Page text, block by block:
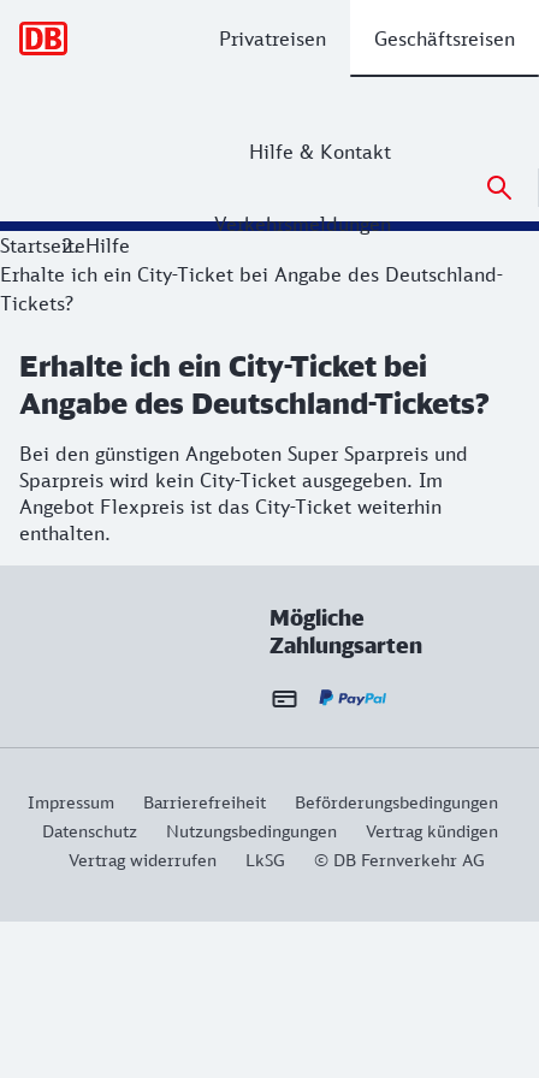
Privatreisen Geschäftsreisen
Hilfe & Kontakt
Verkehrsmeldungen
StartseiteHilfe
Erhalte ich ein City-Ticket bei Angabe des Deutschland-
Tickets?
Erhalte ich ein City-Ticket bei
Angabe des Deutschland-Tickets?
Bei den günstigen Angeboten Super Sparpreis und
Sparpreis wird kein City-Ticket ausgegeben. Im
Angebot Flexpreis ist das City-Ticket weiterhin
enthalten.
Mögliche
Zahlungsarten
Impressum Barrierefreiheit
Beförderungsbedingungen
Datenschutz
Nutzungsbedingungen
Vertrag kündigen
Vertrag widerrufen
LkSG © DB Fernverkehr AG